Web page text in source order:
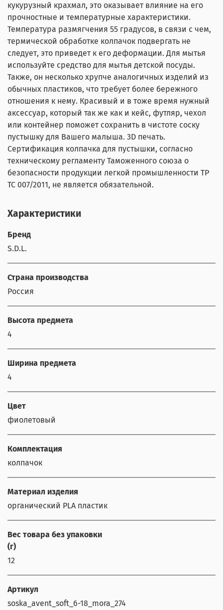
кукурузный крахмал, это оказывает влияние на его
прочностные и температурные характеристики.
Температура размягчения 55 градусов, в связи с чем,
термической обработке колпачок подвергать не
следует, это приведет к его деформации. Для мытья
используйте средство для мытья детской посуды.
Также, он несколько хрупче аналогичных изделий из
обычных пластиков, что требует более бережного
отношения к нему. Красивый и в тоже время нужный
аксессуар, который так же как и кейс, футляр, чехол
или контейнер поможет сохранить в чистоте соску
пустышку для Вашего малыша. 3D печать.
Сертификация колпачка для пустышки, согласно
техническому регламенту Таможенного союза о
безопасности продукции легкой промышленности ТР
ТС 007/2011, не является обязательной.
Характеристики
Бренд
S.D.L.
Страна производства
Россия
Высота предмета
4
Ширина предмета
4
Цвет
фиолетовый
Комплектация
колпачок
Материал изделия
органический PLA пластик
Вес товара без упаковки
(г)
12
Артикул
soska_avent_soft_6-18_mora_274